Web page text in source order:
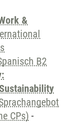
&
B2
CPs) -